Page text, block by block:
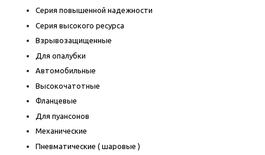
Серия повышенной надежности
Серия высокого ресурса
Взрывозащищенные
Для опалубки
Автомобильные
Высокочатотные
Фланцевые
Для пуансонов
Механические
Пневматические ( шаровые )